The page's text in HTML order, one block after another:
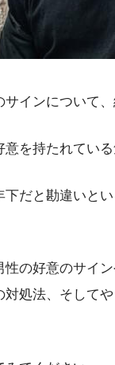
インについて、
を持たれてい
下だと勘違いと
性の好意のサイ
処法、そして